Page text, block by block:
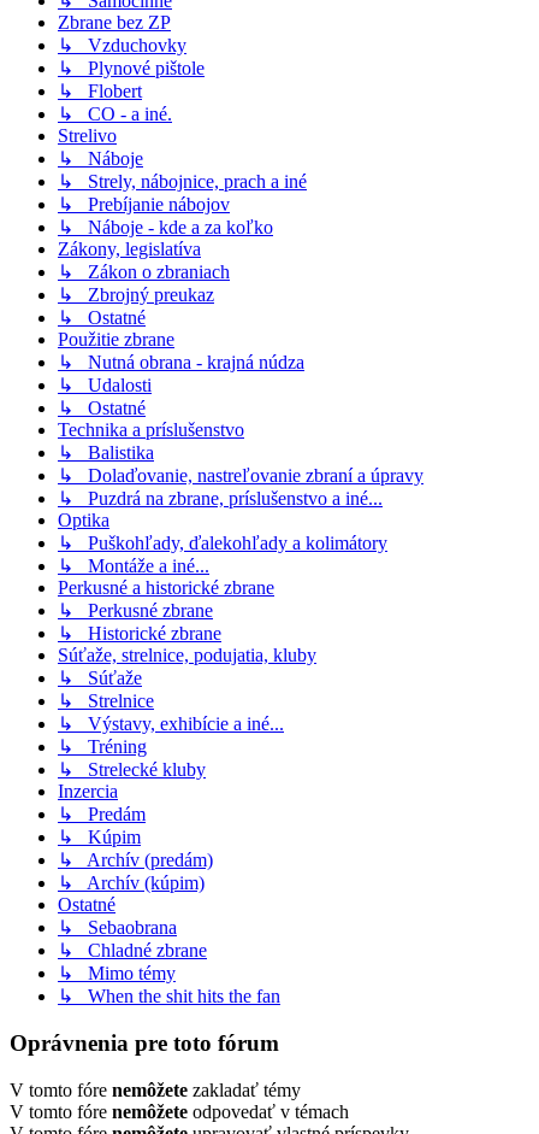
Zbrane bez ZP
↳ Vzduchovky
↳ Plynové pištole
↳ Flobert
↳ CO - a iné.
Strelivo
↳ Náboje
↳ Strely, nábojnice, prach a iné
↳ Prebíjanie nábojov
↳ Náboje - kde a za koľko
Zákony, legislatíva
↳ Zákon o zbraniach
↳ Zbrojný preukaz
↳ Ostatné
Použitie zbrane
↳ Nutná obrana - krajná núdza
↳ Udalosti
↳ Ostatné
Technika a príslušenstvo
↳ Balistika
↳ Dolaďovanie, nastreľovanie zbraní a úpravy
↳ Puzdrá na zbrane, príslušenstvo a iné...
Optika
↳ Puškohľady, ďalekohľady a kolimátory
↳ Montáže a iné...
Perkusné a historické zbrane
↳ Perkusné zbrane
↳ Historické zbrane
Súťaže, strelnice, podujatia, kluby
↳ Súťaže
↳ Strelnice
↳ Výstavy, exhibície a iné...
↳ Tréning
↳ Strelecké kluby
Inzercia
↳ Predám
↳ Kúpim
↳ Archív (predám)
↳ Archív (kúpim)
Ostatné
↳ Sebaobrana
↳ Chladné zbrane
↳ Mimo témy
↳ When the shit hits the fan
Oprávnenia pre toto fórum
V tomto fóre nemôžete zakladať témy
V tomto fóre nemôžete odpovedať v témach